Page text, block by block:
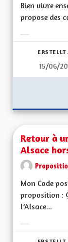
Bien vivre
propose des
ERSTELLT
15/06/
Retour à
Alsace
Mon Code
proposition :
l’Alsace...